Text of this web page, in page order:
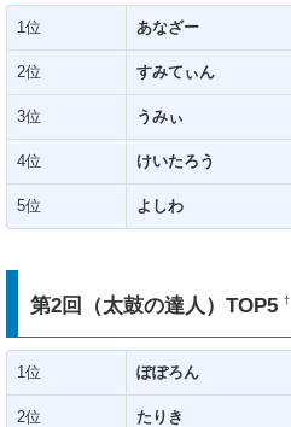
1位 あなざー
2位 すみてぃん
3位 うみぃ
4位 けいたろう
5位 よしわ
第2回（太鼓の達人）TOP5†
1位 ぽぽろん
2位 たりき